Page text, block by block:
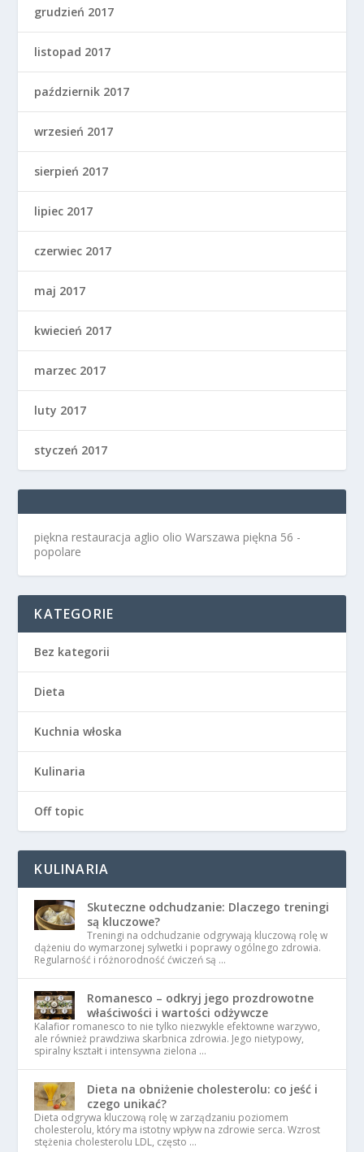
grudzień 2017
listopad 2017
październik 2017
wrzesień 2017
sierpień 2017
lipiec 2017
czerwiec 2017
maj 2017
kwiecień 2017
marzec 2017
luty 2017
styczeń 2017
piękna restauracja aglio olio Warszawa piękna 56 -
popolare
KATEGORIE
Bez kategorii
Dieta
Kuchnia włoska
Kulinaria
Off topic
KULINARIA
Skuteczne odchudzanie: Dlaczego treningi
są kluczowe?
Treningi na odchudzanie odgrywają kluczową rolę w
dążeniu do wymarzonej sylwetki i poprawy ogólnego zdrowia.
Regularność i różnorodność ćwiczeń są …
Romanesco – odkryj jego prozdrowotne
właściwości i wartości odżywcze
Kalafior romanesco to nie tylko niezwykle efektowne warzywo,
ale również prawdziwa skarbnica zdrowia. Jego nietypowy,
spiralny kształt i intensywna zielona …
Dieta na obniżenie cholesterolu: co jeść i
czego unikać?
Dieta odgrywa kluczową rolę w zarządzaniu poziomem
cholesterolu, który ma istotny wpływ na zdrowie serca. Wzrost
stężenia cholesterolu LDL, często …